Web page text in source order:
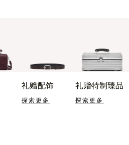
礼赠配饰
探索更多
礼赠特制臻品
探索更多